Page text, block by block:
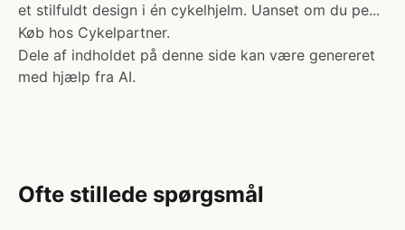
et stilfuldt design i én cykelhjelm. Uanset om du pe...
Køb hos Cykelpartner.
Dele af indholdet på denne side kan være genereret
med hjælp fra AI.
Ofte stillede spørgsmål